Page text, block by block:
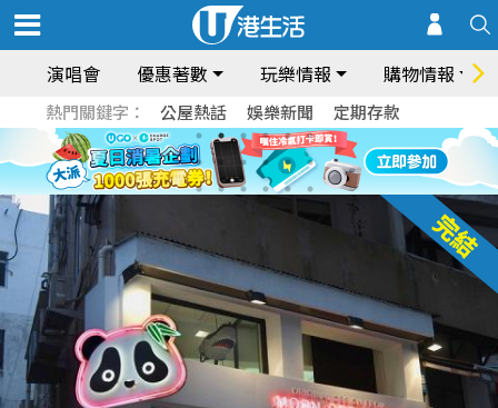
演唱會 優惠著數 玩樂情報 購物情報
熱門關鍵字： 公屋熱話 娛樂新聞 定期存款